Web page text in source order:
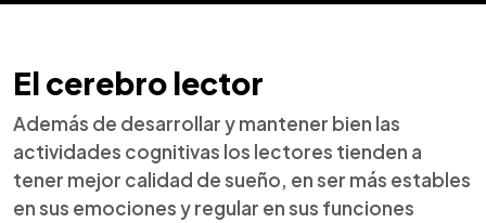
El cerebro lector
Además de desarrollar y mantener bien las
actividades cognitivas los lectores tienden a
tener mejor calidad de sueño, en ser más estables
en sus emociones y regular en sus funciones